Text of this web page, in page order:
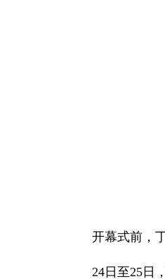
开幕式前，
24日至25日